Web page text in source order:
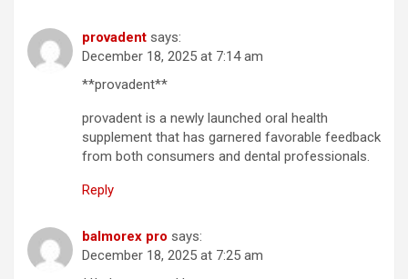
provadent says:
December 18, 2025 at 7:14 am
**provadent**
provadent is a newly launched oral health
supplement that has garnered favorable feedback
from both consumers and dental professionals.
Reply
balmorex pro says:
December 18, 2025 at 7:25 am